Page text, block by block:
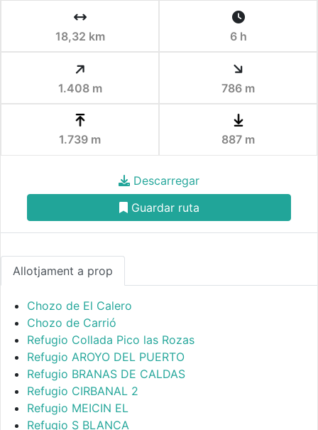
18,32 km 6 h
1.408 m 786 m
1.739 m 887 m
Descarregar
Guardar ruta
Allotjament a prop
Chozo de El Calero
Chozo de Carrió
Refugio Collada Pico las Rozas
Refugio AROYO DEL PUERTO
Refugio BRANAS DE CALDAS
Refugio CIRBANAL 2
Refugio MEICIN EL
Refugio S BLANCA